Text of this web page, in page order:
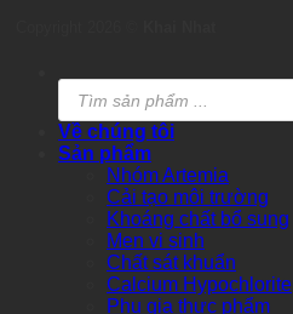
Products
search
Về chúng tôi
Sản phẩm
Nhóm Artemia
Cải tạo môi trường
Khoáng chất bổ sung
Men vi sinh
Chất sát khuẩn
Calcium Hypochlorite
Phụ gia thực phẩm